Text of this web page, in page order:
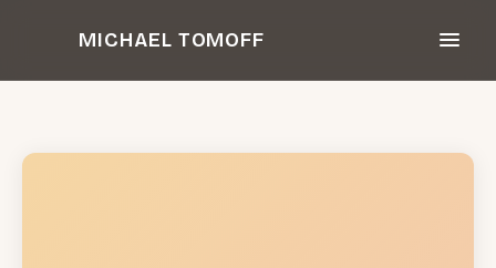
MICHAEL TOMOFF